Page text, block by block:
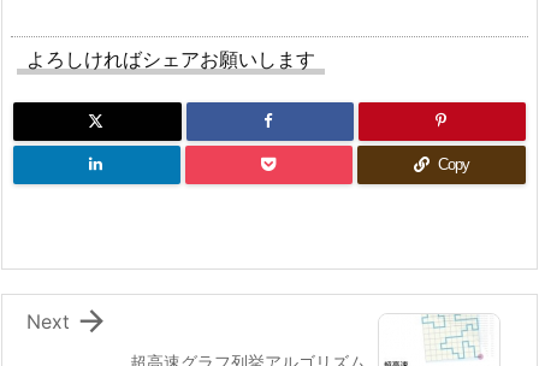
よろしければシェアお願いします
Copy

Next